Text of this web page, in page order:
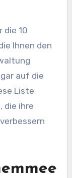
die 10
Ihnen den
auf die
Liste
die ihre